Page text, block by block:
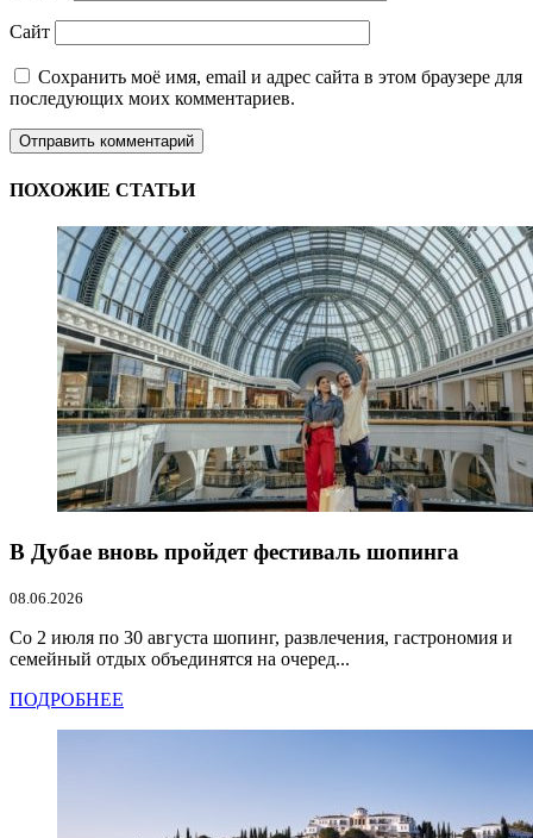
Сайт
Сохранить моё имя, email и адрес сайта в этом браузере для
последующих моих комментариев.
ПОХОЖИЕ СТАТЬИ
В Дубае вновь пройдет фестиваль шопинга
08.06.2026
Со 2 июля по 30 августа шопинг, развлечения, гастрономия и
семейный отдых объединятся на очеред...
ПОДРОБНЕЕ